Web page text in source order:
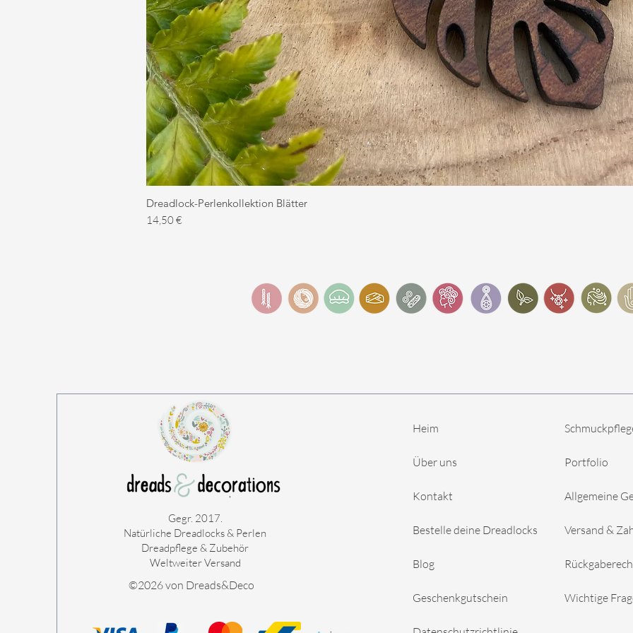
Dreadlock-Perlenkollektion Blätter
Preis
14,50 €
Gegr. 2017.
Natürliche Dreadlocks & Perlen
Dreadpflege & Zubehör
Weltweiter Versand
©2026 von Dreads&Deco
Heim
Über uns
Kontakt
Bestelle deine Dreadlocks
Blog
Geschenkgutschein
Portfolio
Allgemeine
Versand &
Wichtige